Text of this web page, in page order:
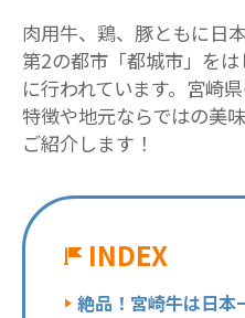
肉用牛、鶏、豚ともに日
第2の都市「都城市」を
に行われています。宮崎
特徴や地元ならではの美
ご紹介します！
INDEX
絶品！宮崎牛は日本